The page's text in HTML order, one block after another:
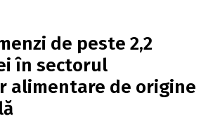
de peste 2,2
în sectorul
alimentare de origine